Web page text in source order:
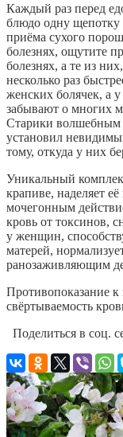
Каждый раз перед
блюдо одну щепотку
приёма сухого
болезнях, ощутите
болезнях, а те из
несколько раз
женских болячек, а
забывают о многих
Старики волшебным
установил
тому, откуда у них
Уникальный
крапиве, наделяет
мочегонным
кровь от токсинов,
у женщин,
матерей,
ранозаживляющим
Противопоказание
свёртываемость
Поделиться в соц.